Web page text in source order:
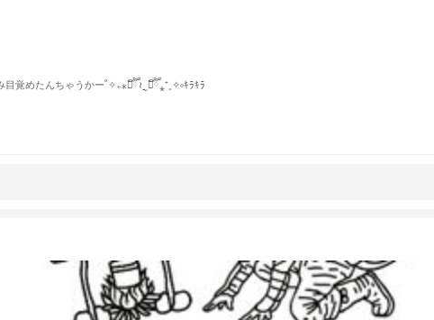
目覚めたんちゃうかー˚✧₊⁎❝᷀ົཽ≀ˍ̮ ❝᷀ົཽ⁎⁺˳✧༚ｷﾗｷﾗ